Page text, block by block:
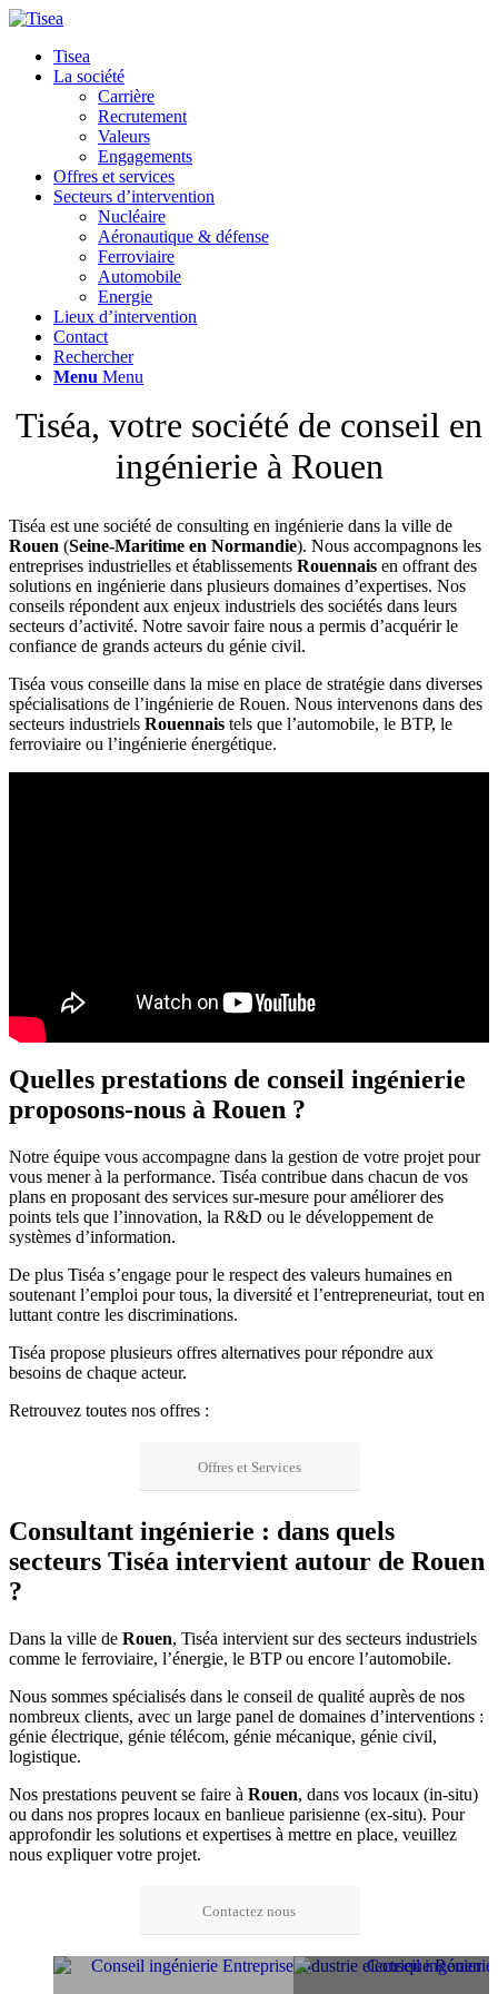
Tisea
La société
Carrière
Recrutement
Valeurs
Engagements
Offres et services
Secteurs d’intervention
Nucléaire
Aéronautique & défense
Ferroviaire
Automobile
Energie
Lieux d’intervention
Contact
Rechercher
Menu Menu
Tiséa, votre société de conseil en
ingénierie à Rouen
Tiséa est une société de consulting en ingénierie dans la ville de
Rouen (Seine-Maritime en Normandie). Nous accompagnons les
entreprises industrielles et établissements Rouennais en offrant des
solutions en ingénierie dans plusieurs domaines d’expertises. Nos
conseils répondent aux enjeux industriels des sociétés dans leurs
secteurs d’activité. Notre savoir faire nous a permis d’acquérir le
confiance de grands acteurs du génie civil.
Tiséa vous conseille dans la mise en place de stratégie dans diverses
spécialisations de l’ingénierie de Rouen. Nous intervenons dans des
secteurs industriels Rouennais tels que l’automobile, le BTP, le
ferroviaire ou l’ingénierie énergétique.
Quelles prestations de conseil ingénierie
proposons-nous à Rouen ?
Notre équipe vous accompagne dans la gestion de votre projet pour
vous mener à la performance. Tiséa contribue dans chacun de vos
plans en proposant des services sur-mesure pour améliorer des
points tels que l’innovation, la R&D ou le développement de
systèmes d’information.
De plus Tiséa s’engage pour le respect des valeurs humaines en
soutenant l’emploi pour tous, la diversité et l’entrepreneuriat, tout en
luttant contre les discriminations.
Tiséa propose plusieurs offres alternatives pour répondre aux
besoins de chaque acteur.
Retrouvez toutes nos offres :
Offres et Services
Consultant ingénierie : dans quels
secteurs Tiséa intervient autour de Rouen
?
Dans la ville de Rouen, Tiséa intervient sur des secteurs industriels
comme le ferroviaire, l’énergie, le BTP ou encore l’automobile.
Nous sommes spécialisés dans le conseil de qualité auprès de nos
nombreux clients, avec un large panel de domaines d’interventions :
génie électrique, génie télécom, génie mécanique, génie civil,
logistique.
Nos prestations peuvent se faire à Rouen, dans vos locaux (in-situ)
ou dans nos propres locaux en banlieue parisienne (ex-situ). Pour
approfondir les solutions et expertises à mettre en place, veuillez
nous expliquer votre projet.
Contactez nous